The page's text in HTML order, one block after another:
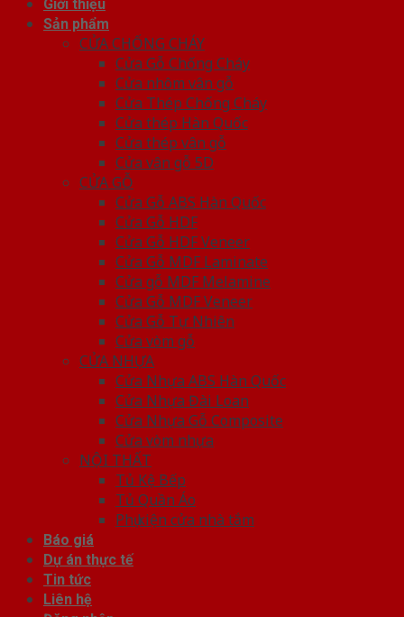
Giới thiệu
Sản phẩm
CỬA CHỐNG CHÁY
Cửa Gỗ Chống Cháy
Cửa nhôm vân gỗ
Cửa Thép Chống Cháy
Cửa thép Hàn Quốc
Cửa thép vân gỗ
Cửa vân gỗ 5D
CỬA GỖ
Cửa Gỗ ABS Hàn Quốc
Cửa Gỗ HDF
Cửa Gỗ HDF Veneer
Cửa Gỗ MDF Laminate
Cửa gỗ MDF Melamine
Cửa Gỗ MDF Veneer
Cửa Gỗ Tự Nhiên
Cửa vòm gỗ
CỬA NHỰA
Cửa Nhựa ABS Hàn Quốc
Cửa Nhựa Đài Loan
Cửa Nhựa Gỗ Composite
Cửa vòm nhựa
NỘI THẤT
Tủ Kệ Bếp
Tủ Quần Áo
Phụ kiện cửa nhà tắm
Báo giá
Dự án thực tế
Tin tức
Liên hệ